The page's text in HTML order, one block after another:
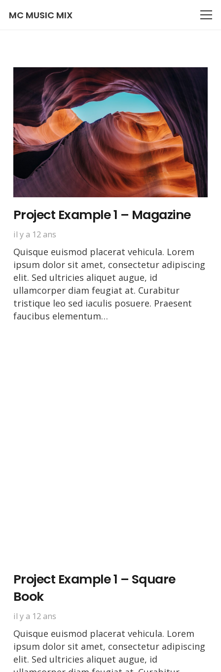
MC MUSIC MIX
Project Example 1 – Magazine
il y a 12 ans
Quisque euismod placerat vehicula. Lorem
ipsum dolor sit amet, consectetur adipiscing
elit. Sed ultricies aliquet augue, id
ullamcorper diam feugiat at. Curabitur
tristique leo sed iaculis posuere. Praesent
faucibus elementum…
Project Example 1 – Square
Book
il y a 12 ans
Quisque euismod placerat vehicula. Lorem
ipsum dolor sit amet, consectetur adipiscing
elit. Sed ultricies aliquet augue, id